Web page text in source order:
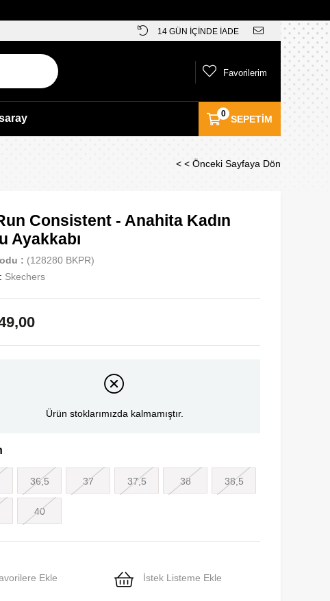
14 GÜN İÇİNDE İADE
SEPETIM
0
Favorilerim
< < Önceki Sayfaya Dön
Consistent - Anahita Kadın
Ayakkabı
(128280 BKPR)
: Skechers
Ürün stoklarımızda kalmamıştır.
36,5 37 37,5 38 38,5
40
Ekle İstek Listeme Ekle